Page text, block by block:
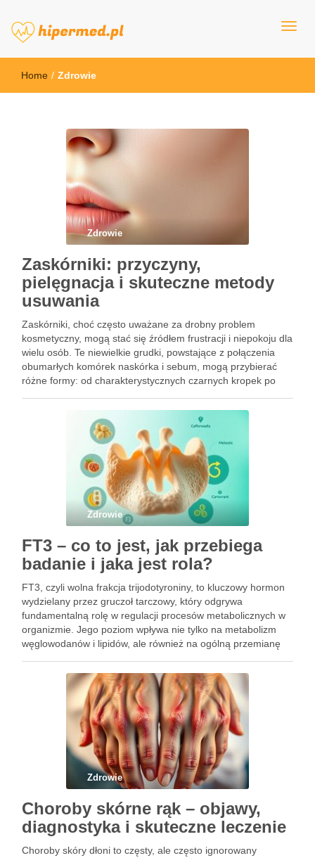
hipermed.pl
Home / Zdrowie
Zdrowie
Zaskórniki: przyczyny,
pielęgnacja i skuteczne metody
usuwania
Zaskórniki, choć często uważane za drobny problem
kosmetyczny, mogą stać się źródłem frustracji i niepokoju dla
wielu osób. Te niewielkie grudki, powstające z połączenia
obumarłych komórek naskórka i sebum, mogą przybierać
różne formy: od charakterystycznych czarnych kropek po
zwłaszcza w okresach hormonalnych zmian, …
Zdrowie
FT3 – co to jest, jak przebiega
badanie i jaka jest rola?
FT3, czyli wolna frakcja trijodotyroniny, to kluczowy hormon
wydzielany przez gruczoł tarczowy, który odgrywa
fundamentalną rolę w regulacji procesów metabolicznych w
organizmie. Jego poziom wpływa nie tylko na metabolizm
węglowodanów i lipidów, ale również na ogólną przemianę
diagnostyce chorób tarczycy, takich jak …
Zdrowie
Choroby skórne rąk – objawy,
diagnostyka i skuteczne leczenie
Choroby skóry dłoni to częsty, ale często ignorowany